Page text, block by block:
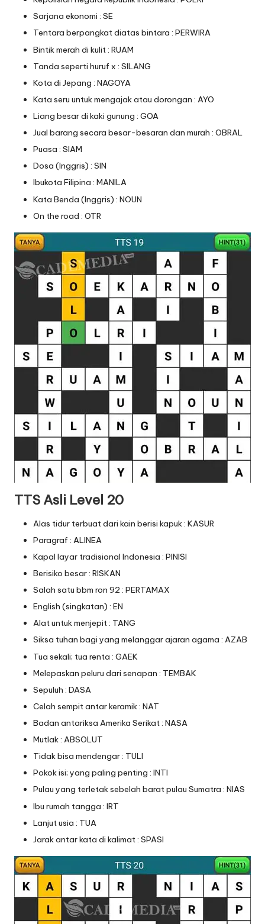
Sarjana ekonomi : SE
Tentara berpangkat diatas bintara : PERWIRA
Bintik merah di kulit : RUAM
Tanda seperti huruf x : SILANG
Kota di Jepang : NAGOYA
Kata seru untuk mengajak atau dorongan : AYO
Liang besar di kaki gunung : GOA
Jual barang secara besar-besaran dan murah : OBRAL
Puasa : SIAM
Dosa (Inggris) : SIN
Ibukota Filipina : MANILA
Kata Benda (Inggris) : NOUN
On the road : OTR
TTS Asli Level 20
Alas tidur terbuat dari kain berisi kapuk : KASUR
Paragraf : ALINEA
Kapal layar tradisional Indonesia : PINISI
Berisiko besar : RISKAN
Salah satu bbm ron 92 : PERTAMAX
English (singkatan) : EN
Alat untuk menjepit : TANG
Siksa tuhan bagi yang melanggar ajaran agama : AZAB
Tua sekali; tua renta : GAEK
Melepaskan peluru dari senapan : TEMBAK
Sepuluh : DASA
Celah sempit antar keramik : NAT
Badan antariksa Amerika Serikat : NASA
Mutlak : ABSOLUT
Tidak bisa mendengar : TULI
Pokok isi; yang paling penting : INTI
Pulau yang terletak sebelah barat pulau Sumatra : NIAS
Ibu rumah tangga : IRT
Lanjut usia : TUA
Jarak antar kata di kalimat : SPASI